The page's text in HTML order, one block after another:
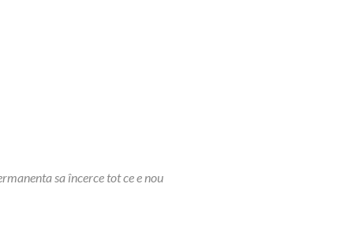
sa încerce tot ce e nou